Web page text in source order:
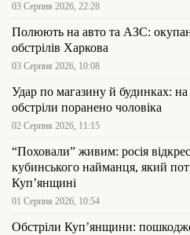
03 Серпня 2026, 22:28
Полюють на авто та АЗС:
обстрілів Харкова
03 Серпня 2026, 10:08
Удар по магазину й будинках:
обстріли поранено чоловіка
02 Серпня 2026, 11:15
“Поховали” живим: росія
кубинського найманця, який
Куп’янщині
01 Серпня 2026, 10:54
Обстріли Куп’янщини: